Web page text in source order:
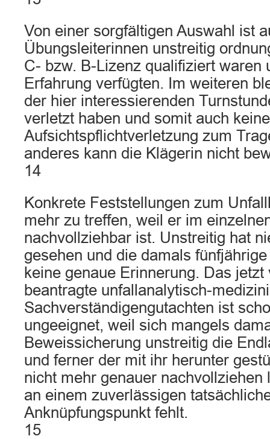
Von einer sorgfältigen Auswahl ist
Übungsleiterinnen unstreitig
C- bzw. B-Lizenz qualifiziert waren
Erfahrung verfügten. Im weiteren
der hier interessierenden
verletzt haben und somit auch keine
Aufsichtspflichtverletzung zum
anderes kann die Klägerin nicht
14
Konkrete Feststellungen zum
mehr zu treffen, weil er im
nachvollziehbar ist. Unstreitig hat
gesehen und die damals
keine genaue Erinnerung. Das
beantragte unfallanalytisch-
Sachverständigengutachten ist
ungeeignet, weil sich mangels
Beweissicherung unstreitig die
und ferner der mit ihr herunter
nicht mehr genauer nachvollziehen
an einem zuverlässigen
Anknüpfungspunkt fehlt.
15